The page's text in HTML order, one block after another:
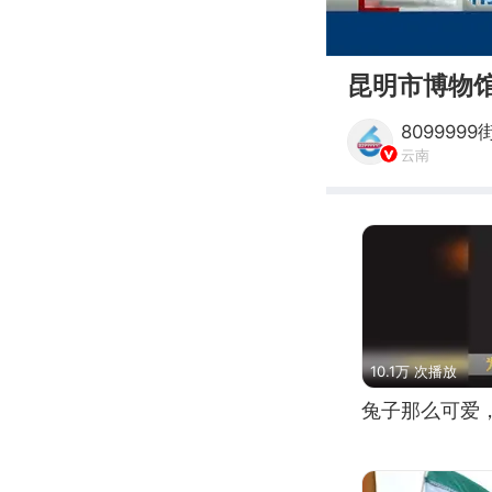
昆明市博物
8099999
云南
10.1万 次播放
兔子那么可爱